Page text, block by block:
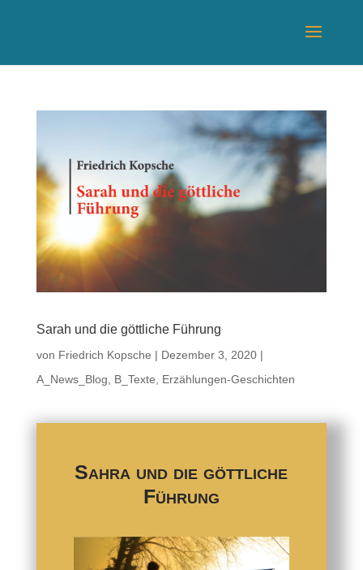
Sarah und die göttliche Führung
von Friedrich Kopsche | Dezember 3, 2020|
A_News_Blog
B_Texte Erzählungen-Geschichten
Sahra und die göttliche
Führung